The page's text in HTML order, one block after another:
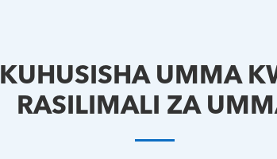
KUHUSISHA UMMA
RASILIMALI ZA